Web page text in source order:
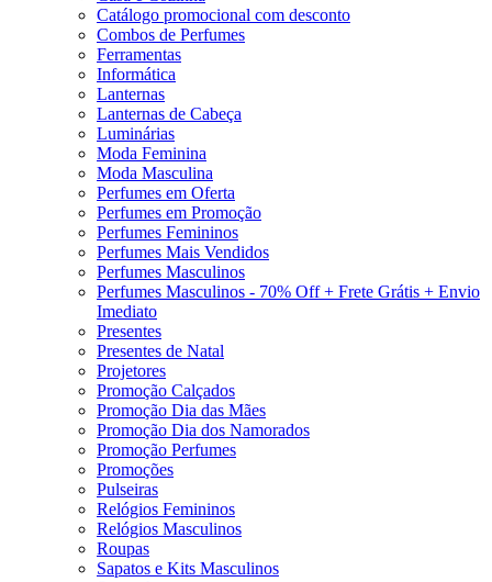
Catálogo promocional com desconto
Combos de Perfumes
Ferramentas
Informática
Lanternas
Lanternas de Cabeça
Luminárias
Moda Feminina
Moda Masculina
Perfumes em Oferta
Perfumes em Promoção
Perfumes Femininos
Perfumes Mais Vendidos
Perfumes Masculinos
Perfumes Masculinos - 70% Off + Frete Grátis + Envio
Imediato
Presentes
Presentes de Natal
Projetores
Promoção Calçados
Promoção Dia das Mães
Promoção Dia dos Namorados
Promoção Perfumes
Promoções
Pulseiras
Relógios Femininos
Relógios Masculinos
Roupas
Sapatos e Kits Masculinos